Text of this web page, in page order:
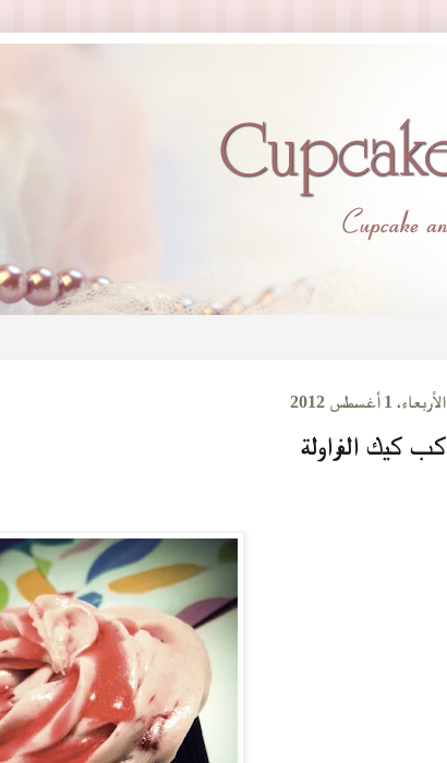
الأربعاء، 1 أغسطس 2012
كب كيك الفراولة